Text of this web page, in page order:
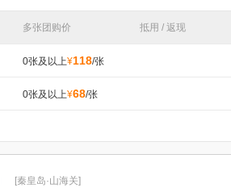
多张团购价 抵用 / 返现
0张及以上¥118/张
0张及以上¥68/张
[秦皇岛·山海关]